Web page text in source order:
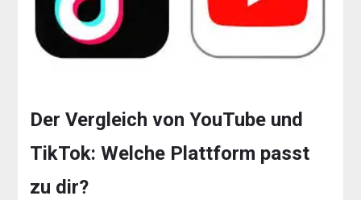
Der Vergleich von YouTube und
TikTok: Welche Plattform passt
zu dir?